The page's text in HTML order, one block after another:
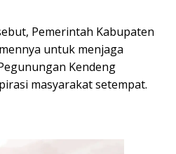
Pemerintah Kabupaten
untuk menjaga
Kendeng
masyarakat setempat.